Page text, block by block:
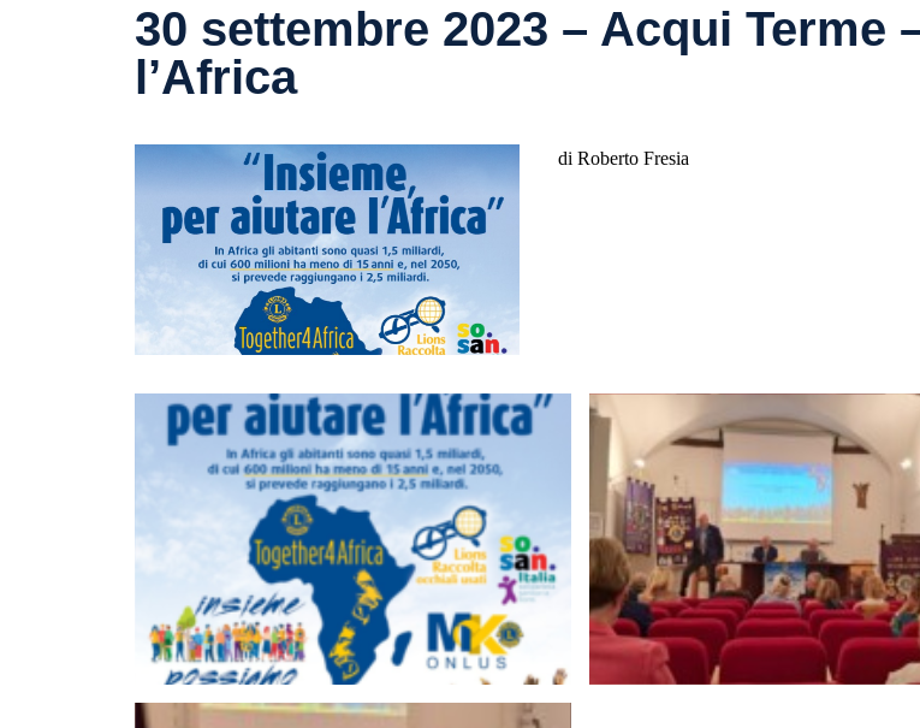
30 settembre 2023 – Acqui Terme
l’Africa
di Roberto Fresia